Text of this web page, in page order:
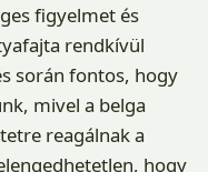
figyelmet és
rendkívül
során fontos, hogy
mivel a belga
reagálnak a
hogy